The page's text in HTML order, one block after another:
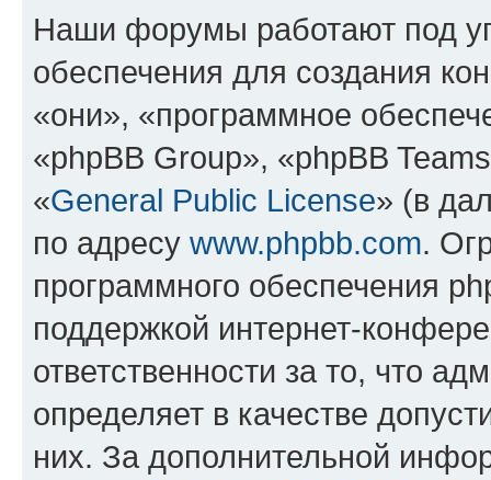
Наши форумы работают под
обеспечения для создания
«они», «программное
«phpBB Group», «phpBB
«General Public License» (в
по адресу www.phpbb.com.
программного обеспечения
поддержкой интернет-
ответственности за то, что
определяет в качестве
них. За дополнительной